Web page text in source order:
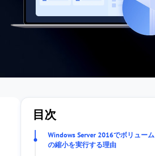
目次
Windows Server 2016でボリューム
の縮小を実行する理由